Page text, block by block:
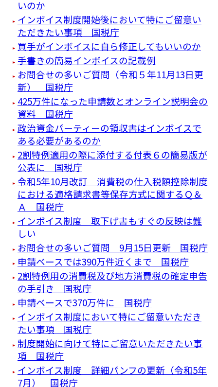
いのか
インボイス制度開始後において特にご留意い
ただきたい事項 国税庁
買手がインボイスに自ら修正してもいいのか
手書きの簡易インボイスの記載例
お問合せの多いご質問（令和５年11月13日更
新） 国税庁
425万件になった申請数とオンライン説明会の
資料 国税庁
政治資金パーティーの領収書はインボイスで
ある必要があるのか
2割特例適用の際に添付する付表６の簡易版が
公表に 国税庁
令和5年10月改訂 消費税の仕入税額控除制度
における適格請求書等保存方式に関するＱ＆
Ａ 国税庁
インボイス制度 取下げ書もすぐの反映は難
しい
お問合せの多いご質問 9月15日更新 国税庁
申請ベースでは390万件近くまで 国税庁
2割特例用の消費税及び地方消費税の確定申告
の手引き 国税庁
申請ベースで370万件に 国税庁
インボイス制度において特にご留意いただき
たい事項 国税庁
制度開始に向けて特にご留意いただきたい事
項 国税庁
インボイス制度 詳細パンフの更新（令和5年
7月） 国税庁